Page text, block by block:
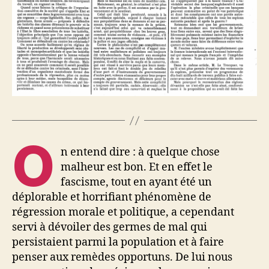
O n entend dire : à quelque chose
malheur est bon. Et en effet le
fascisme, tout en ayant été un
déplorable et horrifiant phénomène de
régression morale et politique, a cependant
servi à dévoiler des germes de mal qui
persistaient parmi la population et à faire
penser aux remèdes opportuns. De lui nous